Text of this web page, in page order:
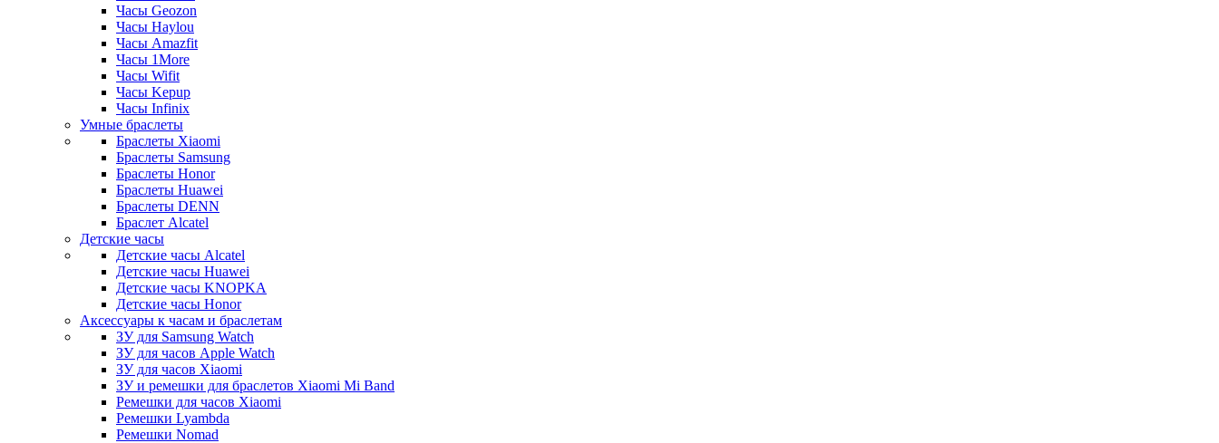
Часы Geozon
Часы Haylou
Часы Amazfit
Часы 1More
Часы Wifit
Часы Kepup
Часы Infinix
Умные браслеты
Браслеты Xiaomi
Браслеты Samsung
Браслеты Honor
Браслеты Huawei
Браслеты DENN
Браслет Alcatel
Детские часы
Детские часы Alcatel
Детские часы Huawei
Детские часы KNOPKA
Детские часы Honor
Аксессуары к часам и браслетам
ЗУ для Samsung Watch
ЗУ для часов Apple Watch
ЗУ для часов Xiaomi
ЗУ и ремешки для браслетов Xiaomi Mi Band
Ремешки для часов Xiaomi
Ремешки Lyambda
Ремешки Nomad